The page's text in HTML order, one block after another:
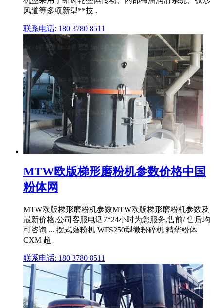
风道等多项新型**技 .
联系电话: 180 3780 8511
MTW欧版梯形磨粉机参数价格中国
粉体网
MTW欧版梯形磨粉机参数MTW欧版梯形磨粉机参数及
最新价格,公司客服电话7*24小时为您服务,售前/ 售后均
可咨询 ... 摆式磨粉机 WFS250型微粉碎机 精华粉体
CXM 超 .
联系电话: 180 3780 8511